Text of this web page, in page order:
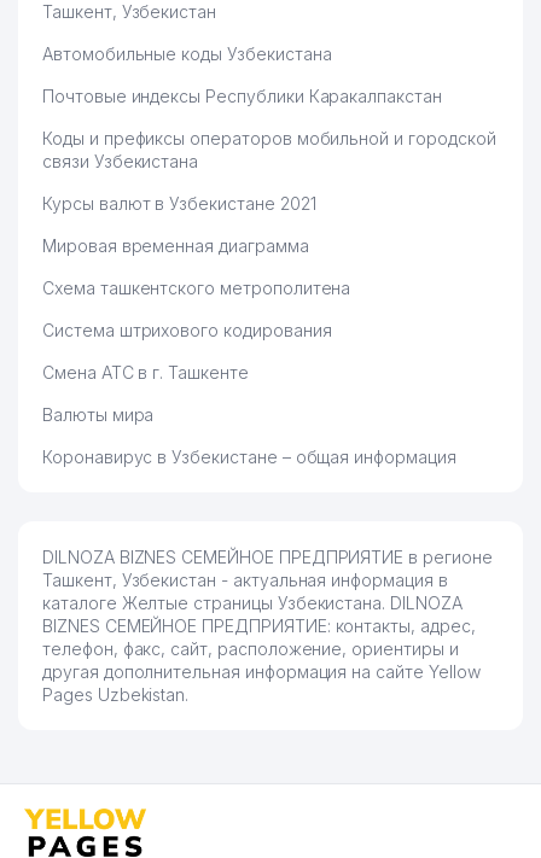
Ташкент, Узбекистан
Автомобильные коды Узбекистана
Почтовые индексы Республики Каракалпакстан
Коды и префиксы операторов мобильной и городской
связи Узбекистана
Курсы валют в Узбекистане 2021
Мировая временная диаграмма
Схема ташкентского метрополитена
Система штрихового кодирования
Смена АТС в г. Ташкенте
Валюты мира
Коронавирус в Узбекистане – общая информация
DILNOZA BIZNES СЕМЕЙНОЕ ПРЕДПРИЯТИЕ в регионе
Ташкент, Узбекистан - актуальная информация в
каталоге Желтые страницы Узбекистана. DILNOZA
BIZNES СЕМЕЙНОЕ ПРЕДПРИЯТИЕ: контакты, адрес,
телефон, факс, сайт, расположение, ориентиры и
другая дополнительная информация на сайте Yellow
Pages Uzbekistan.